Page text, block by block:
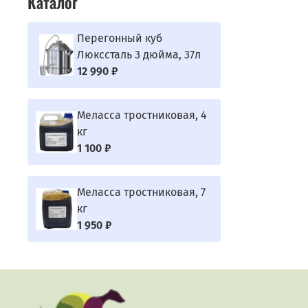
Перегонный куб
Люкссталь 3 дюйма, 37л
12 990 ₽
Меласса тростниковая, 4
кг
1 100 ₽
Меласса тростниковая, 7
кг
1 950 ₽